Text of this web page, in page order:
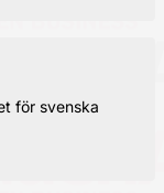
för svenska